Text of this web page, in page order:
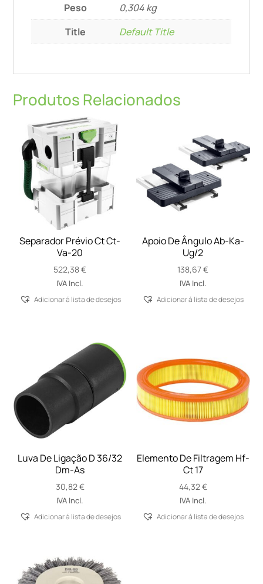
Peso
0,304 kg
Title
Default Title
Produtos Relacionados
Separador Prévio Ct Ct-
Va-20
522,38€
IVA Incl.
Adicionar á lista de desejos
Apoio De Ângulo Ab-Ka-
Ug/2
138,67€
IVA Incl.
Adicionar á lista de desejos
Luva De Ligação D 36/32
Dm-As
30,82€
IVA Incl.
Adicionar á lista de desejos
Elemento De Filtragem Hf-
Ct 17
44,32€
IVA Incl.
Adicionar á lista de desejos